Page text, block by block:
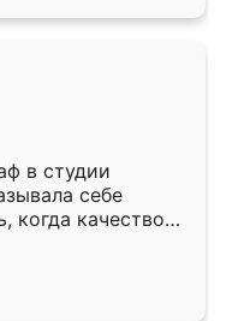
в студии
себе
когда качеством
уже почти